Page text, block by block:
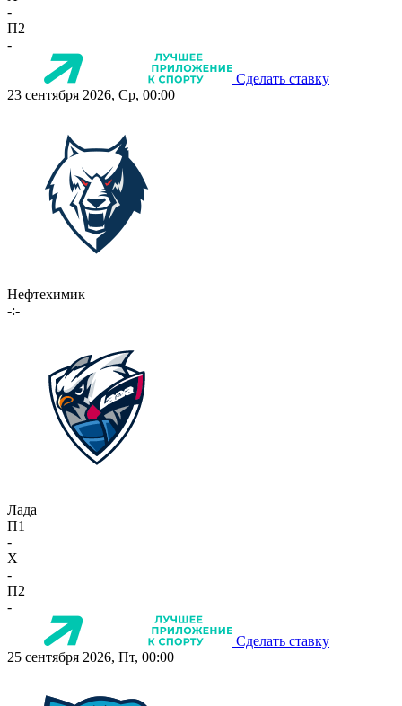
-
П2
-
Сделать ставку
23 сентября 2026, Ср, 00:00
Нефтехимик
-:-
Лада
П1
-
X
-
П2
-
Сделать ставку
25 сентября 2026, Пт, 00:00